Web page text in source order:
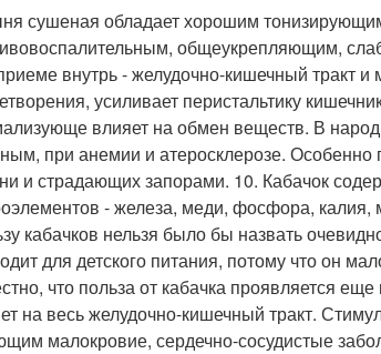
сушеная обладает хорошим
общеукрепляющим,
внутрь - желудочно-кишечный тракт
усиливает перистальтику
влияет на обмен веществ. В
при анемии и атеросклерозе.
и страдающих запорами. 10. Кабачок
- железа, меди, фосфора,
кабачков нельзя было бы назвать
для детского питания, потому что он
что польза от кабачка проявляется
на весь желудочно-кишечный тракт.
малокровие, сердечно-сосудистые